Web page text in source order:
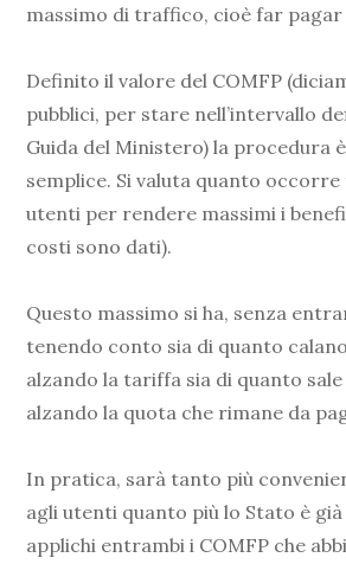
massimo di traffico, cioè far
Definito il valore del COMFP
pubblici, per stare nell’intervallo
Guida del Ministero) la procedura
semplice. Si valuta quanto
utenti per rendere massimi i
costi sono dati).
Questo massimo si ha, senza
tenendo conto sia di quanto
alzando la tariffa sia di quanto
alzando la quota che rimane da
In pratica, sarà tanto più
agli utenti quanto più lo Stato è
applichi entrambi i COMFP che